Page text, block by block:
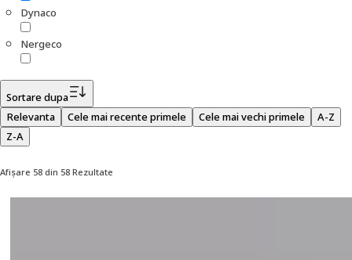
Dynaco
Nergeco
Sortare dupa
Relevanta
Cele mai recente primele Cele mai vechi primele
A-Z
Z-A
Afișare 58 din 58 Rezultate